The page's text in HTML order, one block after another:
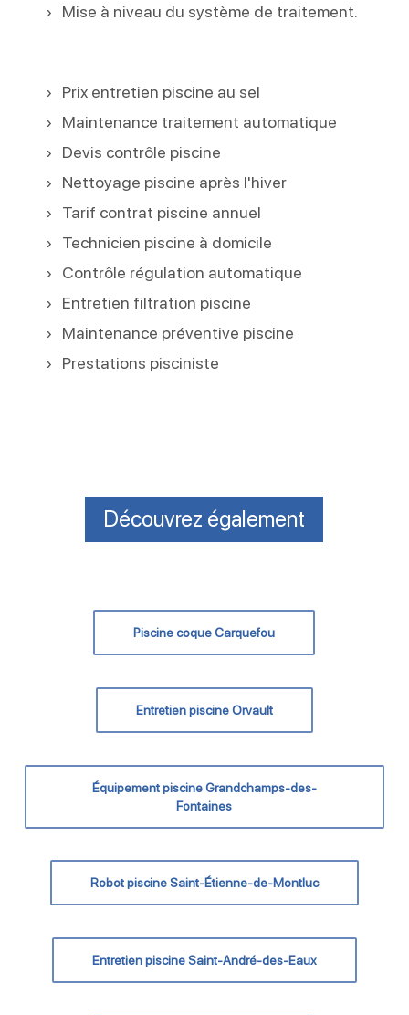
Mise à niveau du système de traitement.
Prix entretien piscine au sel
Maintenance traitement automatique
Devis contrôle piscine
Nettoyage piscine après l'hiver
Tarif contrat piscine annuel
Technicien piscine à domicile
Contrôle régulation automatique
Entretien filtration piscine
Maintenance préventive piscine
Prestations pisciniste
Découvrez également
Piscine coque Carquefou
Entretien piscine Orvault
Équipement piscine Grandchamps-des-
Fontaines
Robot piscine Saint-Étienne-de-Montluc
Entretien piscine Saint-André-des-Eaux